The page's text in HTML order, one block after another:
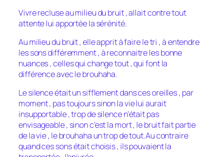
Vivre recluse au milieu du bruit , allait contre tout
attente lui apportée la sérénité.
Au milieu du bruit , elle apprit à faire le tri , à entendre
les sons différemment , à reconnaitre les bonne
nuances , celles qui change tout , qui font la
différence avec le brouhaha.
Le silence était un sifflement dans ces oreilles , par
moment , pas toujours sinon la vie lui aurait
insupportable , trop de silence n’était pas
envisageable , sinon c’est la mort , le bruit fait partie
de la vie , le brouhaha un trop de tout.Au contraire
quand ces sons était choisis , ils pouvaient la